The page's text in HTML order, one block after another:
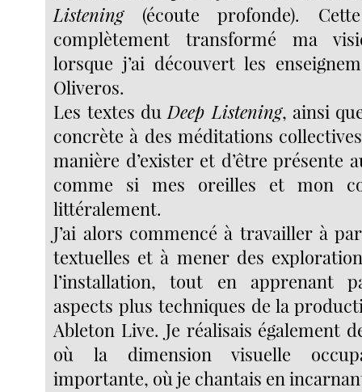
Listening(écoute profonde).
complètement transformé ma
lorsque j’ai découvert les
Oliveros.
Les textes duDeep Listening, ainsi
concrète à des méditations
manière d’exister et d’être présente
comme si mes oreilles et mon
littéralement.
J’ai alors commencé à travailler à
textuelles et à mener des
l’installation, tout en apprenant
aspects plus techniques de la
Ableton Live. Je réalisais également
où la dimension visuelle
importante, où je chantais en